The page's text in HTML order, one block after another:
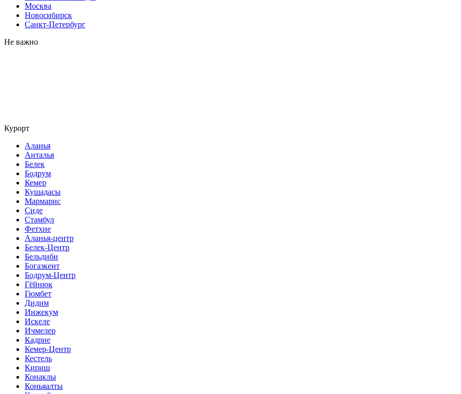
Москва
Новосибирск
Санкт-Петербург
Не важно
Курорт
Аланья
Анталья
Белек
Бодрум
Кемер
Кушадасы
Мармарис
Сиде
Стамбул
Фетхие
Аланья-центр
Белек-Центр
Бельдиби
Богазкент
Бодрум-Центр
Гёйнюк
Гюмбет
Дидим
Инжекум
Искеле
Ичмелер
Кадрие
Кемер-Центр
Кестель
Кириш
Конаклы
Коньяалты